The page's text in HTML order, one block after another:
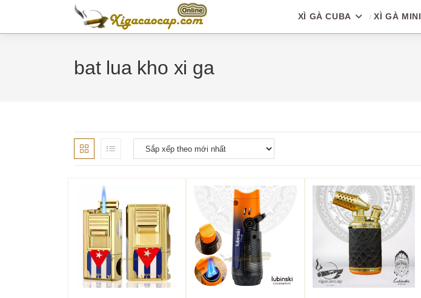
content
XÌ GÀ CUBA XÌ GÀ MINI
bat lua kho xi ga